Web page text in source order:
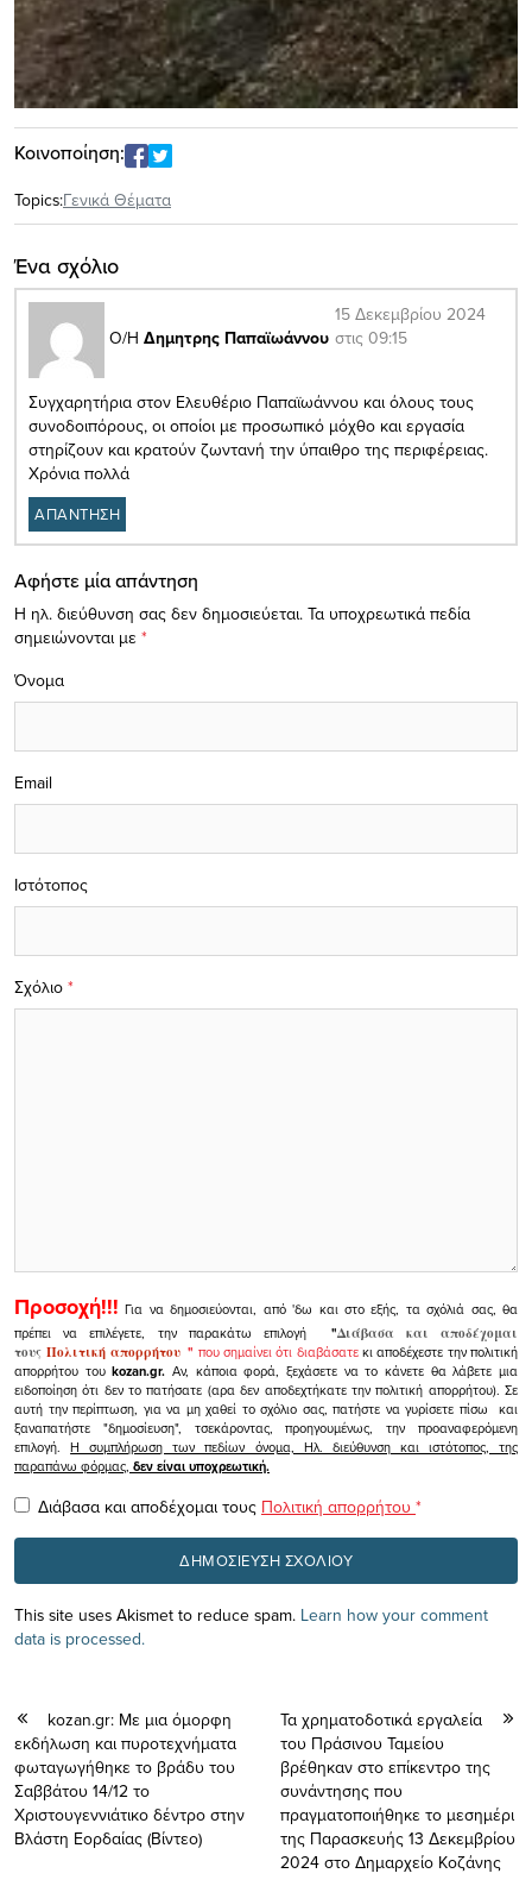
Κοινοποίηση:
Topics:Γενικά Θέματα
Ένα σχόλιο
Ο/Η Δημητρης Παπαϊωάννου
15 Δεκεμβρίου 2024
στις 09:15
Συγχαρητήρια στον Ελευθέριο Παπαϊωάννου και όλους τους
συνοδοιπόρους, οι οποίοι με προσωπικό μόχθο και εργασία
στηρίζουν και κρατούν ζωντανή την ύπαιθρο της περιφέρειας.
Χρόνια πολλά
ΑΠΑΝΤΗΣΗ
Αφήστε μία απάντηση
Η ηλ. διεύθυνση σας δεν δημοσιεύεται. Τα υποχρεωτικά πεδία
σημειώνονται με *
Σχόλιο *
Όνομα
Email
Ιστότοπος
Προσοχή!!! Για να δημοσιεύονται, από 'δω και στο εξής, τα σχόλιά σας, θα
πρέπει να επιλέγετε, την παρακάτω επιλογή
"Διάβασα και αποδέχομαι
τουςΠολιτική απορρήτου" που σημαίνει ότι διαβάσατεκι αποδέχεστε την πολιτική
απορρήτου τουkozan.gr. Αν, κάποια φορά, ξεχάσετε να το κάνετε θα λάβετε μια
ειδοποίηση ότι δεν το πατήσατε (αρα δεν αποδεχτήκατε την πολιτική απορρήτου). Σε
αυτή την περίπτωση, για να μη χαθεί το σχόλιο σας, πατήστε να γυρίσετε πίσω και
ξαναπατήστε "δημοσίευση", τσεκάροντας, προηγουμένως, την προαναφερόμενη
επιλογή.Η συμπλήρωση των πεδίων όνομα, Ηλ. διεύθυνση και ιστότοπος, της
παραπάνω φόρμας, δεν είναι υποχρεωτική.
Διάβασα και αποδέχομαι τους Πολιτική απορρήτου *
This site uses Akismet to reduce spam. Learn how your comment
data is processed.
kozan.gr: Με μια όμορφη
εκδήλωση και πυροτεχνήματα
φωταγωγήθηκε το βράδυ του
Σαββάτου 14/12 το
Χριστουγεννιάτικο δέντρο στην
Βλάστη Εορδαίας (Βίντεο)
Τα χρηματοδοτικά εργαλεία
του Πράσινου Ταμείου
βρέθηκαν στο επίκεντρο της
συνάντησης που
πραγματοποιήθηκε το μεσημέρι
της Παρασκευής 13 Δεκεμβρίου
2024 στο Δημαρχείο Κοζάνης